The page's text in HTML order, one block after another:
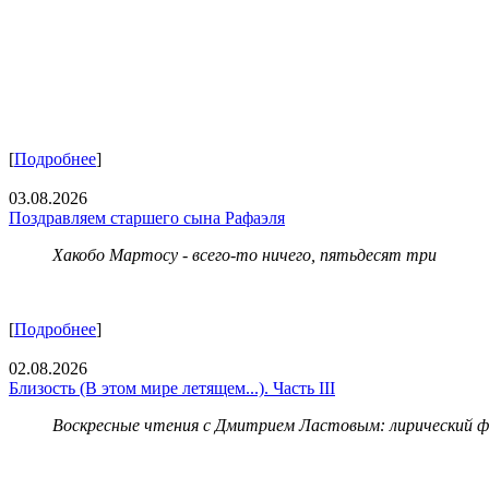
[Подробнее]
03.08.2026
Поздравляем старшего сына Рафаэля
Хакобо Мартосу - всего-то ничего, пятьдесят три
[Подробнее]
02.08.2026
Близость (В этом мире летящем...). Часть III
Воскресные чтения с Дмитрием Ластовым: лирический